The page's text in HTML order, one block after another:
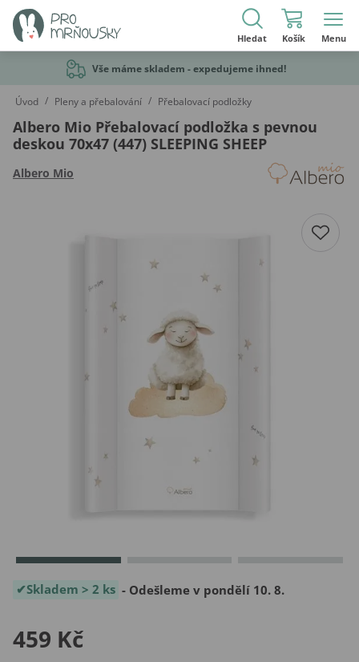
Hledat Košík Menu
Vše máme skladem - expedujeme ihned!
Úvod / Pleny a přebalování / Přebalovací podložky
Albero Mio Přebalovací podložka s pevnou
deskou 70x47 (447) SLEEPING SHEEP
Albero Mio
Skladem > 2 ks - Odešleme v pondělí 10. 8.
459 Kč